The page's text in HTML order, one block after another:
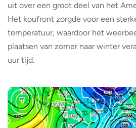
uit over een groot deel van het
Het koufront zorgde voor een
temperatuur, waardoor het
plaatsen van zomer naar winter
uur tijd.